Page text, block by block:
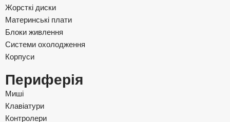
Жорсткі диски
Материнські плати
Блоки живлення
Системи охолодження
Корпуси
Периферія
Миші
Клавіатури
Контролери